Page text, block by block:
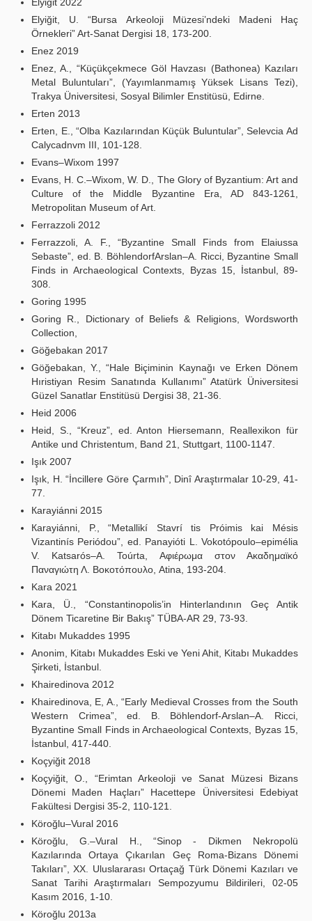
Elyiğit 2022
Elyiğit, U. “Bursa Arkeoloji Müzesi’ndeki Madeni Haç
Örnekleri” Art-Sanat Dergisi 18, 173-200.
Enez 2019
Enez, A., “Küçükçekmece Göl Havzası (Bathonea) Kazıları
Metal Buluntuları”, (Yayımlanmamış Yüksek Lisans Tezi),
Trakya Üniversitesi, Sosyal Bilimler Enstitüsü, Edirne.
Erten 2013
Erten, E., “Olba Kazılarından Küçük Buluntular”, Selevcia Ad
Calycadnvm III, 101-128.
Evans–Wixom 1997
Evans, H. C.–Wixom, W. D., The Glory of Byzantium: Art and
Culture of the Middle Byzantine Era, AD 843-1261,
Metropolitan Museum of Art.
Ferrazzoli 2012
Ferrazzoli, A. F., “Byzantine Small Finds from Elaiussa
Sebaste”, ed. B. BöhlendorfArslan–A. Ricci, Byzantine Small
Finds in Archaeological Contexts, Byzas 15, İstanbul, 89-
308.
Goring 1995
Goring R., Dictionary of Beliefs & Religions, Wordsworth
Collection,
Göğebakan 2017
Göğebakan, Y., “Hale Biçiminin Kaynağı ve Erken Dönem
Hıristiyan Resim Sanatında Kullanımı” Atatürk Üniversitesi
Güzel Sanatlar Enstitüsü Dergisi 38, 21-36.
Heid 2006
Heid, S., “Kreuz”, ed. Anton Hiersemann, Reallexikon für
Antike und Christentum, Band 21, Stuttgart, 1100-1147.
Işık 2007
Işık, H. “İncillere Göre Çarmıh”, Dinî Araştırmalar 10-29, 41-
77.
Кarayiánni 2015
Кarayiánni, P., “Metallikí Stavrí tis Próimis kai Mésis
Vizantinís Periódou”, ed. Panayióti L. Vokotópoulo–epimélia
V. Katsarós–A. Toúrta, Αφιέρωμα στον Ακαδημαϊκό
Παναγιώτη Λ. Βοκοτόπουλο, Atina, 193-204.
Kara 2021
Kara, Ü., “Constantinopolis’in Hinterlandının Geç Antik
Dönem Ticaretine Bir Bakış” TÜBA-AR 29, 73-93.
Kitabı Mukaddes 1995
Anonim, Kitabı Mukaddes Eski ve Yeni Ahit, Kitabı Mukaddes
Şirketi, İstanbul.
Khairedinova 2012
Khairedinova, E, A., “Early Medieval Crosses from the South
Western Crimea”, ed. B. Böhlendorf-Arslan–A. Ricci,
Byzantine Small Finds in Archaeological Contexts, Byzas 15,
İstanbul, 417-440.
Koçyiğit 2018
Koçyiğit, O., “Erimtan Arkeoloji ve Sanat Müzesi Bizans
Dönemi Maden Haçları” Hacettepe Üniversitesi Edebiyat
Fakültesi Dergisi 35-2, 110-121.
Köroğlu–Vural 2016
Köroğlu, G.–Vural H., “Sinop - Dikmen Nekropolü
Kazılarında Ortaya Çıkarılan Geç Roma-Bizans Dönemi
Takıları”, XX. Uluslararası Ortaçağ Türk Dönemi Kazıları ve
Sanat Tarihi Araştırmaları Sempozyumu Bildirileri, 02-05
Kasım 2016, 1-10.
Köroğlu 2013a